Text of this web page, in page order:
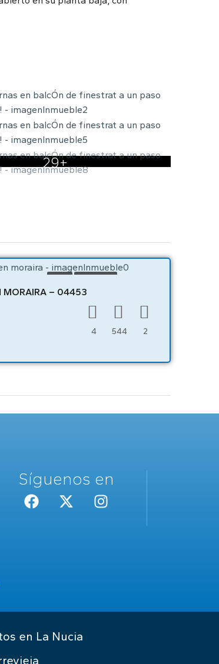
29+
VENTA OBRA NUEVA
MORAIRA – 04453
4 544 2
Síguenos en
en La Nucia